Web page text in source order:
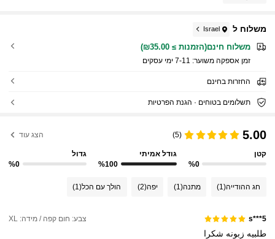
משלוח ל Israel
משלוח חינם(הזמנות ≥ ₪35.00)
זמן אספקה ​​משוער: 7-11 ימי עסקים
החזרות בחינם
תשלומים בטוחים · הגנת הפרטיות
5.00
(5) הצג עוד
קטן
%0
גודל אמיתי
%100
גדול
%0
חג ההודייה(1) מתנה(1) יפה(2) הולך עם הכל(1)
s***5 צבע: חום קפה / מידה: XL
طلبيه زبونه شكرا